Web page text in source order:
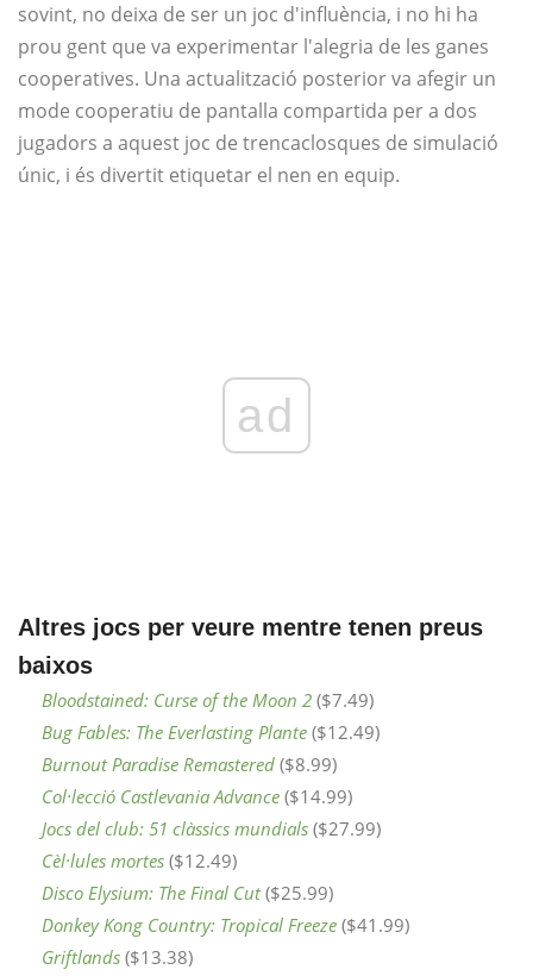
sovint, no deixa de ser un joc d'influència, i no hi ha
prou gent que va experimentar l'alegria de les ganes
cooperatives. Una actualització posterior va afegir un
mode cooperatiu de pantalla compartida per a dos
jugadors a aquest joc de trencaclosques de simulació
únic, i és divertit etiquetar el nen en equip.
ad
Altres jocs per veure mentre tenen preus
baixos
Bloodstained: Curse of the Moon 2 ($7.49)
Bug Fables: The Everlasting Plante ($12.49)
Burnout Paradise Remastered ($8.99)
Col·lecció Castlevania Advance ($14.99)
Jocs del club: 51 clàssics mundials ($27.99)
Cèl·lules mortes ($12.49)
Disco Elysium: The Final Cut ($25.99)
Donkey Kong Country: Tropical Freeze ($41.99)
Griftlands ($13.38)